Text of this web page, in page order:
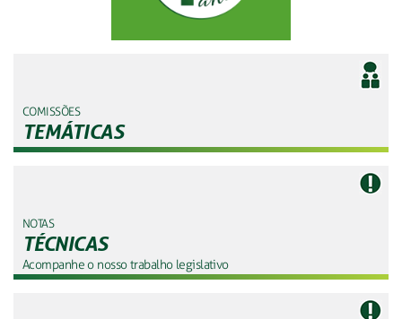
COMISSÕES
TEMÁTICAS
NOTAS
TÉCNICAS
Acompanhe o nosso trabalho legislativo